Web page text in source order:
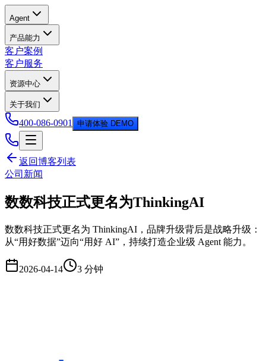
Agent
产品能力
客户案例
客户服务
资源中心
关于我们
400-086-0901 申请体验 DEMO
返回博客列表
公司新闻
数数科技正式更名为ThinkingAI
数数科技正式更名为 ThinkingAI，品牌升级背后是战略升级：
从“用好数据”迈向“用好 AI”，持续打造企业级 Agent 能力。
2026-04-14 3 分钟